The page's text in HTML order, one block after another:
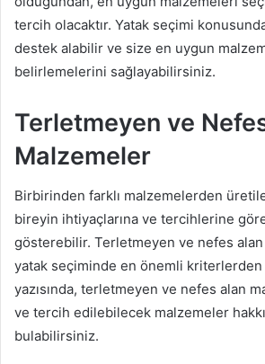
tercih olacaktır. Yatak seçimi
destek alabilir ve size en uygun
belirlemelerini sağlayabilirsiniz.
Terletmeyen ve
Malzemeler
Birbirinden farklı malzemelerden
bireyin ihtiyaçlarına ve tercihlerine
gösterebilir. Terletmeyen ve nefes
yatak seçiminde en önemli
yazısında, terletmeyen ve nefes alan
ve tercih edilebilecek malzemeler
bulabilirsiniz.